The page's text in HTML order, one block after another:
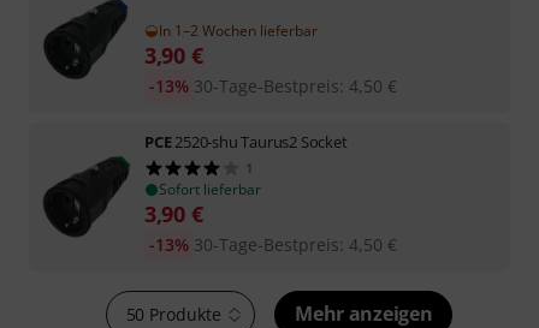
In 1–2 Wochen lieferbar
3,90 €
30-Tage-Bestpreis: 4,50 €
-13%
PCE2520-shu Taurus2 Socket
1
Sofort lieferbar
3,90 €
30-Tage-Bestpreis: 4,50 €
-13%
50 Produkte Mehr anzeigen